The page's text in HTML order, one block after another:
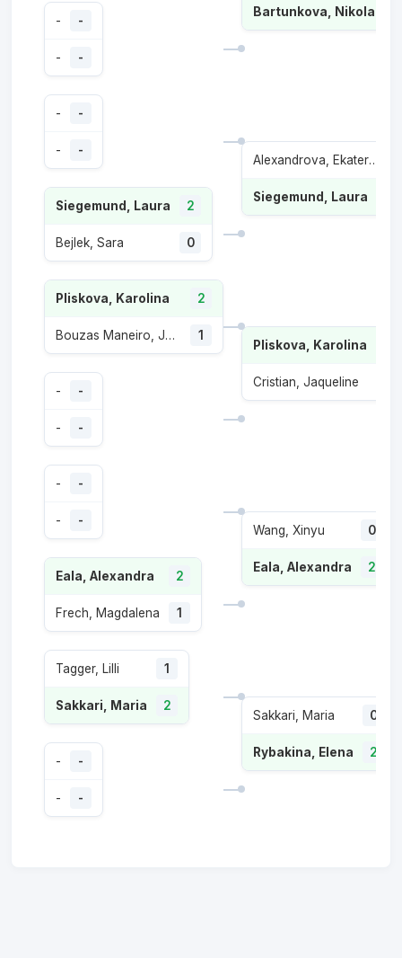
- -
- -
- -
- -
Siegemund, Laura 2
Bejlek, Sara 0
Pliskova, Karolina 2
Bouzas Maneiro, Jessica 1
- -
- -
- -
- -
Eala, Alexandra 2
Frech, Magdalena 1
Tagger, Lilli 1
Sakkari, Maria 2
- -
- -
Bartunkova, Nikola
Alexandrova, Ekaterina
Siegemund, Laura
Pliskova, Karolina
Cristian, Jaqueline
Wang, Xinyu 0
Eala, Alexandra 2
Sakkari, Maria 0
Rybakina, Elena 2